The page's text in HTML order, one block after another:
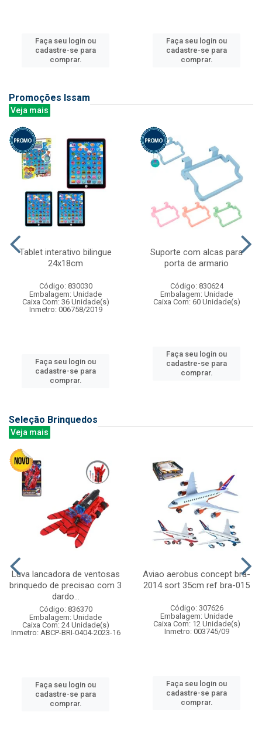
Faça seu login ou
cadastre-se para
comprar.
Faça seu login ou
cadastre-se para
comprar.
Promoções Issam
Veja mais
Tablet interativo bilingue
24x18cm
Código: 830030
Embalagem: Unidade
Caixa Com: 36 Unidade(s)
Inmetro: 006758/2019
Faça seu login ou
cadastre-se para
comprar.
Suporte com alcas para
porta de armario
Código: 830624
Embalagem: Unidade
Caixa Com: 60 Unidade(s)
Faça seu login ou
cadastre-se para
comprar.
Seleção Brinquedos
Veja mais
Luva lancadora de ventosas
brinquedo de precisao com 3
dardo...
Código: 836370
Embalagem: Unidade
Caixa Com: 24 Unidade(s)
Inmetro: ABCP-BRI-0404-2023-16
Faça seu login ou
cadastre-se para
comprar.
Aviao aerobus concept bra-
2014 sort 35cm ref bra-015
Código: 307626
Embalagem: Unidade
Caixa Com: 12 Unidade(s)
Inmetro: 003745/09
Faça seu login ou
cadastre-se para
comprar.